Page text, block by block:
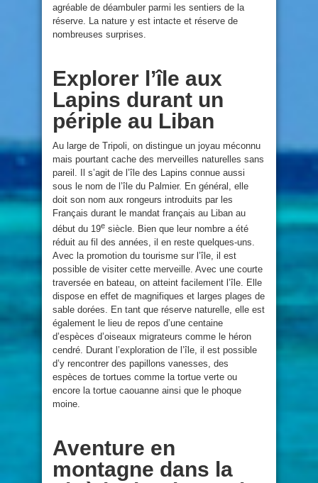
agréable de déambuler parmi les sentiers de la
réserve. La nature y est intacte et réserve de
nombreuses surprises.
Explorer l’île aux
Lapins durant un
périple au Liban
Au large de Tripoli, on distingue un joyau méconnu
mais pourtant cache des merveilles naturelles sans
pareil. Il s’agit de l’île des Lapins connue aussi
sous le nom de l’île du Palmier. En général, elle
doit son nom aux rongeurs introduits par les
Français durant le mandat français au Liban au
début du 19e siècle. Bien que leur nombre a été
réduit au fil des années, il en reste quelques-uns.
Avec la promotion du tourisme sur l’île, il est
possible de visiter cette merveille. Avec une courte
traversée en bateau, on atteint facilement l’île. Elle
dispose en effet de magnifiques et larges plages de
sable dorées. En tant que réserve naturelle, elle est
également le lieu de repos d’une centaine
d’espèces d’oiseaux migrateurs comme le héron
cendré. Durant l’exploration de l’île, il est possible
d’y rencontrer des papillons vanesses, des
espèces de tortues comme la tortue verte ou
encore la tortue caouanne ainsi que le phoque
moine.
Aventure en
montagne dans la